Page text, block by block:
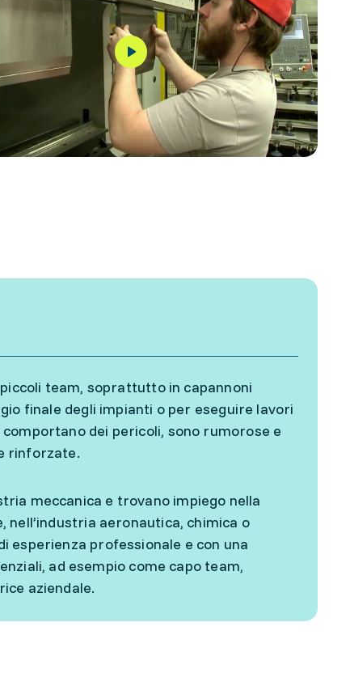
team, soprattutto in capannoni
finale degli impianti o per eseguire lavori
dei pericoli, sono rumorose e
rinforzate.
meccanica e trovano impiego nella
aeronautica, chimica o
esperienza professionale e con una
ad esempio come capo team,
aziendale.